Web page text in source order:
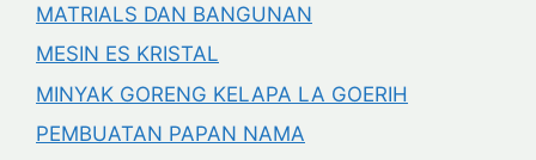
MATRIALS DAN BANGUNAN
MESIN ES KRISTAL
MINYAK GORENG KELAPA LA GOERIH
PEMBUATAN PAPAN NAMA